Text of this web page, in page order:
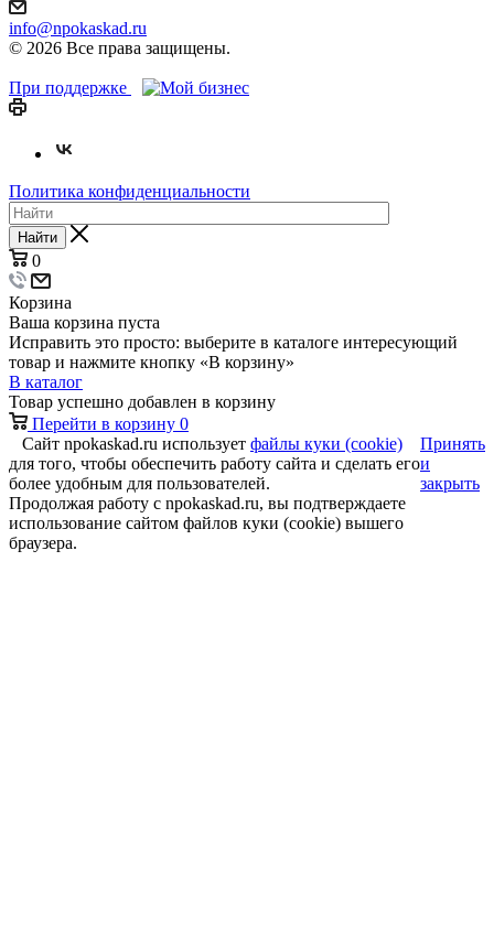
info@npokaskad.ru
© 2026 Все права защищены.
При поддержке
Политика конфиденциальности
Найти
0
Корзина
Ваша корзина пуста
Исправить это просто: выберите в каталоге интересующий
товар и нажмите кнопку «В корзину»
В каталог
Товар успешно добавлен в корзину
Перейти в корзину 0
Сайт npokaskad.ru использует файлы куки (cookie)
для того, чтобы обеспечить работу сайта и сделать его
более удобным для пользователей.
Продолжая работу с npokaskad.ru, вы подтверждаете
использование сайтом файлов куки (cookie) вышего
браузера.
Принять
и
закрыть